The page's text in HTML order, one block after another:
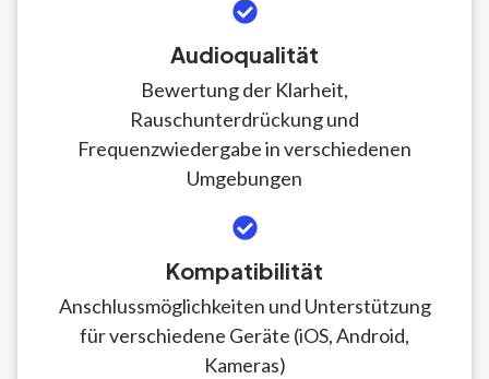
Audioqualität
Bewertung der Klarheit,
Rauschunterdrückung und
Frequenzwiedergabe in verschiedenen
Umgebungen
Kompatibilität
Anschlussmöglichkeiten und Unterstützung
für verschiedene Geräte (iOS, Android,
Kameras)